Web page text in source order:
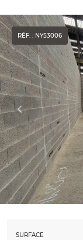
RÉF. : NY53006
SURFACE